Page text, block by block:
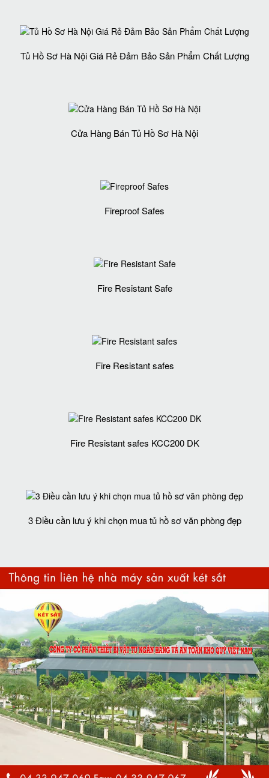
Tủ Hồ Sơ Hà Nội Giá Rẻ Đảm Bảo Sản Phẩm Chất Lượng‎
Cửa Hàng Bán Tủ Hồ Sơ Hà Nội
Fireproof Safes
Fire Resistant Safe
Fire Resistant safes
Fire Resistant safes KCC200 DK
3 Điều cần lưu ý khi chọn mua tủ hồ sơ văn phòng đẹp